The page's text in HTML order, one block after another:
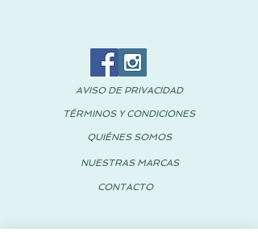
AVISO DE PRIVACIDAD
TÉRMINOS Y CONDICIONES
QUIÉNES SOMOS
NUESTRAS MARCAS
CONTACTO